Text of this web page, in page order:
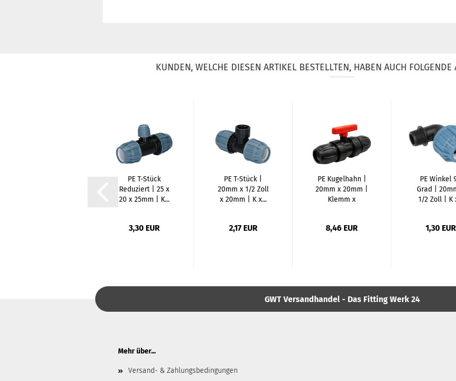
KUNDEN, WELCHE DIESEN ARTIKEL BESTELLTEN, HABEN AUCH FOLGENDE
PE T-Stück
Reduziert | 25 x
20 x 25mm | K...
3,30 EUR
PE T-Stück |
20mm x 1/2 Zoll
x 20mm | K x...
2,17 EUR
PE Kugelhahn |
20mm x 20mm |
Klemm x
8,46 EUR
PE Winkel
Grad |
1/2 Zoll | K
1,30 EUR
GWT Versandhandel - Das Fitting Werk 24
Mehr über...
Versand- & Zahlungsbedingungen